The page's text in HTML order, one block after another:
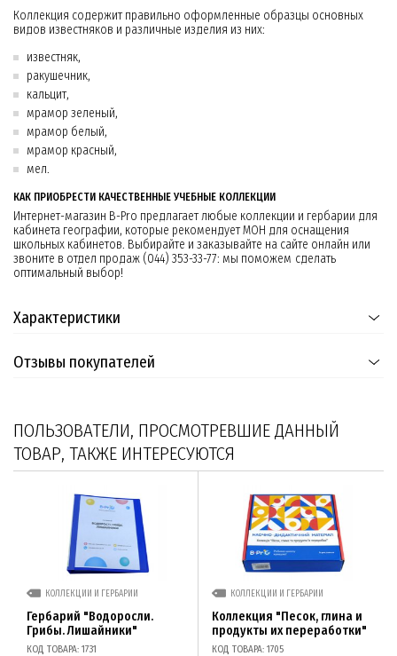
Коллекция содержит правильно оформленные образцы основных
видов известняков и различные изделия из них:
известняк,
ракушечник,
кальцит,
мрамор зеленый,
мрамор белый,
мрамор красный,
мел.
КАК ПРИОБРЕСТИ КАЧЕСТВЕННЫЕ УЧЕБНЫЕ КОЛЛЕКЦИИ
Интернет-магазин B-Pro предлагает любые коллекции и гербарии для
кабинета географии, которые рекомендует МОН для оснащения
школьных кабинетов. Выбирайте и заказывайте на сайте онлайн или
звоните в отдел продаж (044) 353-33-77: мы поможем сделать
оптимальный выбор!
Характеристики
Отзывы покупателей
ПОЛЬЗОВАТЕЛИ, ПРОСМОТРЕВШИЕ ДАННЫЙ
ТОВАР, ТАКЖЕ ИНТЕРЕСУЮТСЯ
КОЛЛЕКЦИИ И ГЕРБАРИИ
Гербарий "Водоросли.
Грибы. Лишайники"
КОД ТОВАРА: 1731
КОЛЛЕКЦИИ И ГЕРБАРИИ
Коллекция "Песок, глина и
продукты их переработки"
КОД ТОВАРА: 1705